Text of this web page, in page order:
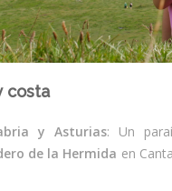
costa
y Asturias: Un
de la Hermida en